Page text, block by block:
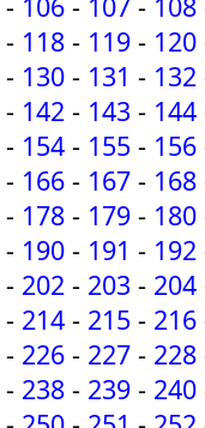
- 118 - 119 - 120
- 130 - 131 - 132
- 142 - 143 - 144
- 154 - 155 - 156
- 166 - 167 - 168
- 178 - 179 - 180
- 190 - 191 - 192
- 202 - 203 - 204
- 214 - 215 - 216
- 226 - 227 - 228
- 238 - 239 - 240